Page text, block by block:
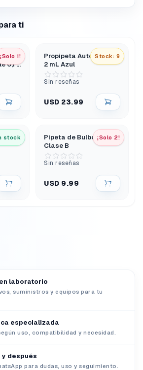
ti
¡Solo 1!
0,1 -
Stock: 9
Propipeta Automatica
2 mL Azul
Sin reseñas
USD 23.99
stock
5
¡Solo 2!
Pipeta de Bulbo 5 ml
Clase B
Sin reseñas
USD 9.99
laboratorio
suministros y equipos para tu
especializada
uso, compatibilidad y necesidad.
después
para dudas, uso y seguimiento.